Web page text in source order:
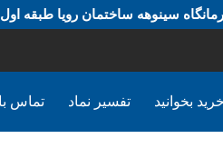
سینوهه ساختمان رویا طبقه اول
بخوانید تفسیر نماد تماس